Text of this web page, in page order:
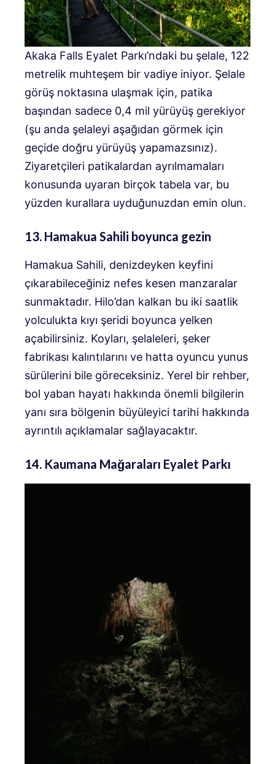
Akaka Falls Eyalet Parkı’ndaki bu şelale, 122
metrelik muhteşem bir vadiye iniyor. Şelale
görüş noktasına ulaşmak için, patika
başından sadece 0,4 mil yürüyüş gerekiyor
(şu anda şelaleyi aşağıdan görmek için
geçide doğru yürüyüş yapamazsınız).
Ziyaretçileri patikalardan ayrılmamaları
konusunda uyaran birçok tabela var, bu
yüzden kurallara uyduğunuzdan emin olun.
13. Hamakua Sahili boyunca gezin
Hamakua Sahili, denizdeyken keyfini
çıkarabileceğiniz nefes kesen manzaralar
sunmaktadır. Hilo’dan kalkan bu iki saatlik
yolculukta kıyı şeridi boyunca yelken
açabilirsiniz. Koyları, şelaleleri, şeker
fabrikası kalıntılarını ve hatta oyuncu yunus
sürülerini bile göreceksiniz. Yerel bir rehber,
bol yaban hayatı hakkında önemli bilgilerin
yanı sıra bölgenin büyüleyici tarihi hakkında
ayrıntılı açıklamalar sağlayacaktır.
14. Kaumana Mağaraları Eyalet Parkı